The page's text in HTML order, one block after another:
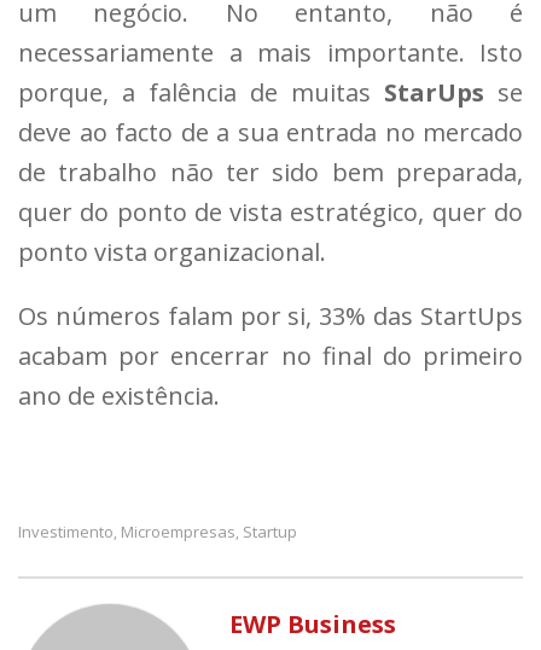
um negócio. No entanto, não é
necessariamente a mais importante. Isto
porque, a falência de muitas StarUps se
deve ao facto de a sua entrada no mercado
de trabalho não ter sido bem preparada,
quer do ponto de vista estratégico, quer do
ponto vista organizacional.
Os números falam por si, 33% das StartUps
acabam por encerrar no final do primeiro
ano de existência.
Investimento, Microempresas, Startup
EWP Business